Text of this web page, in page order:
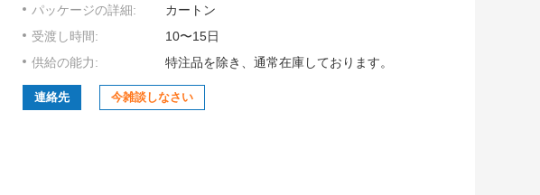
パッケージの詳細:
カートン
受渡し時間:
10〜15日
供給の能力:
特注品を除き、通常在庫しております。
連絡先 今雑談しなさい